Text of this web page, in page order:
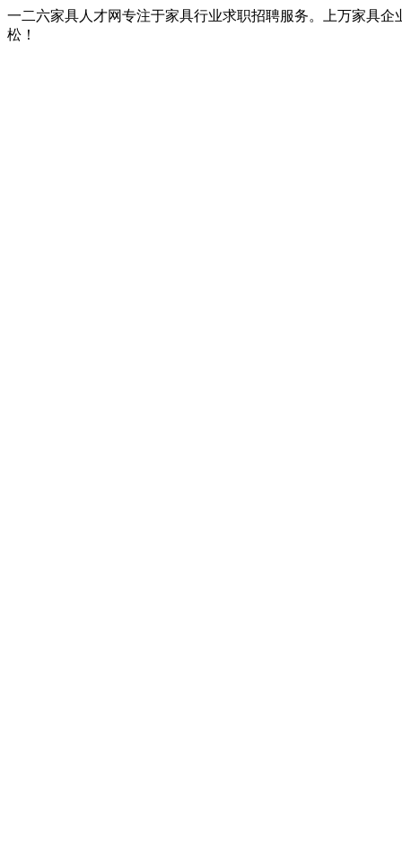
一二六家具人才网专注于家具行业求职招聘服务。上万家具
松！